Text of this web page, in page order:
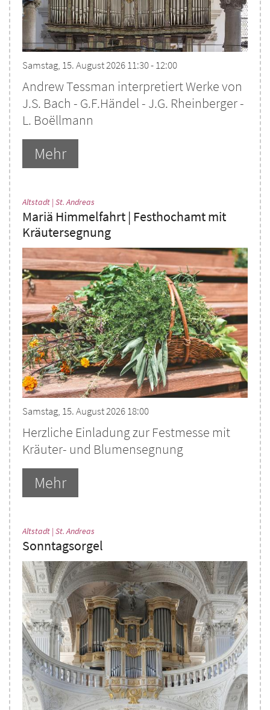
Samstag, 15. August 2026 11:30 - 12:00
Andrew Tessman interpretiert Werke von
J.S. Bach - G.F.Händel - J.G. Rheinberger -
L. Boëllmann
Mehr
Altstadt | St. Andreas
Mariä Himmelfahrt | Festhochamt mit
Kräutersegnung
Samstag, 15. August 2026 18:00
Herzliche Einladung zur Festmesse mit
Kräuter- und Blumensegnung
Mehr
Altstadt | St. Andreas
Sonntagsorgel